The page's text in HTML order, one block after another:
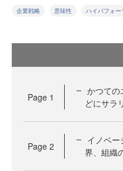
企業戦略 意味性 ハイパフォー
Page 1
かつての
どにサラ
Page 2
イノベ
界、組織